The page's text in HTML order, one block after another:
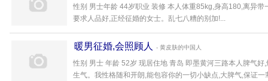
性别 男士年龄 44岁职业 装修 本人体重85kg,身高180,离异
要求人品好,正经征婚的女士。乱七八糟的别加!...
暖男征婚,会照顾人 - 黄皮肤的中国人
性别 男士 年龄 52岁 现居住地 青岛 即墨黄河三路本人脾气
生气。我性格随和开朗,能包容你的一切小缺点,大脾气,保证一